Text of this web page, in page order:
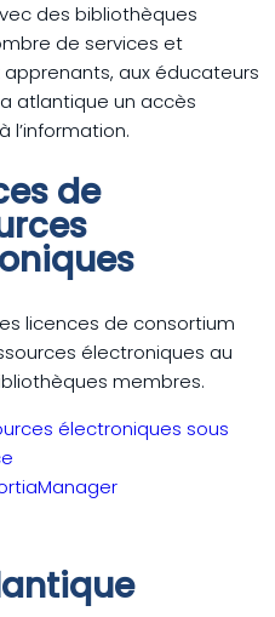
des bibliothèques
de services et
apprenants, aux éducateurs
atlantique un accès
l’information.
de
licences de consortium
électroniques au
membres.
électroniques sous